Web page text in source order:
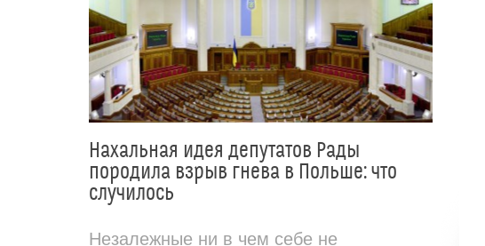
Нахальная идея депутатов Рады
породила взрыв гнева в Польше: что
случилось
Незалежные ни в чем себе не